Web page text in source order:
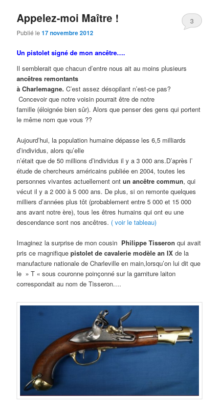
Appelez-moi Maître !
Publié le17 novembre 2012
3
Un pistolet signé de mon ancêtre….
Il semblerait que chacun d’entre nous ait au moins plusieurs
ancêtres remontants
à Charlemagne.C’est assez désopilant n’est-ce pas?
Concevoir que notre voisin pourrait être de notre
famille (éloignée bien sûr). Alors que penser des gens qui portent
le même nom que vous ??
Aujourd’hui, la population humaine dépasse les 6,5 milliards
d’individus, alors qu’elle
n’était que de 50 millions d’individus il y a 3 000 ans.D’après l’
étude de chercheurs américains publiée en 2004, toutes les
personnes vivantes actuellement ontun ancêtre commun, qui
vécut il y a 2 000 à 5 000 ans. De plus, si on remonte quelques
milliers d’années plus tôt (probablement entre 5 000 et 15 000
ans avant notre ère), tous les êtres humains qui ont eu une
descendance sont nos ancêtres. ( voir le tableau)
Imaginez la surprise de mon cousin Philippe Tisseronqui avait
pris ce magnifiquepistolet de cavalerie modèle an IX de la
manufacture nationale de Charleville en main,lorsqu’on lui dit que
le » T « sous couronne poinçonné sur la garniture laiton
correspondait au nom de Tisseron….